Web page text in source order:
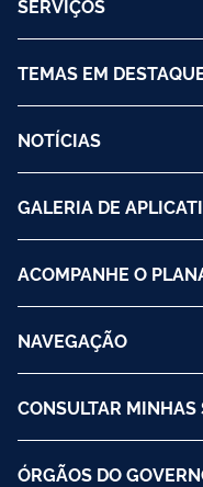
SERVIÇOS
TEMAS EM
NOTÍCIAS
GALERIA DE
ACOMPANHE O
NAVEGAÇÃO
CONSULTAR MINHAS
ÓRGÃOS DO